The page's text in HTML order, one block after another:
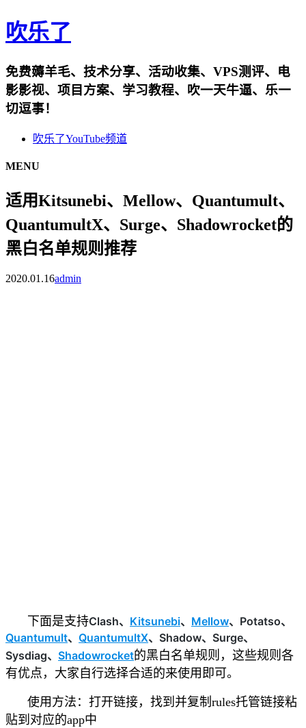
吹乐了
免费薅羊毛、技术分享、活动收集、VPS测评、电
影影视、项目方案、学习教程、吹一天牛逼、乐一
切逗事！
吹乐了YouTube频道
MENU
适用Kitsunebi、Mellow、Quantumult、
QuantumultX、Surge​、Shadowrocket的
黑白名单规则推荐
2020.01.16admin
下面是支持Clash、 Kitsunebi、 Mellow、 Potatso、
Quantumult、 QuantumultX、 Shadow、 Surge、
Sysdiag、 Shadowrocket的黑白名单规则，这些规则各
有优点，大家自行选择合适的来使用即可。
使用方法：打开链接，找到并复制rules托管链接粘
贴到对应的app中